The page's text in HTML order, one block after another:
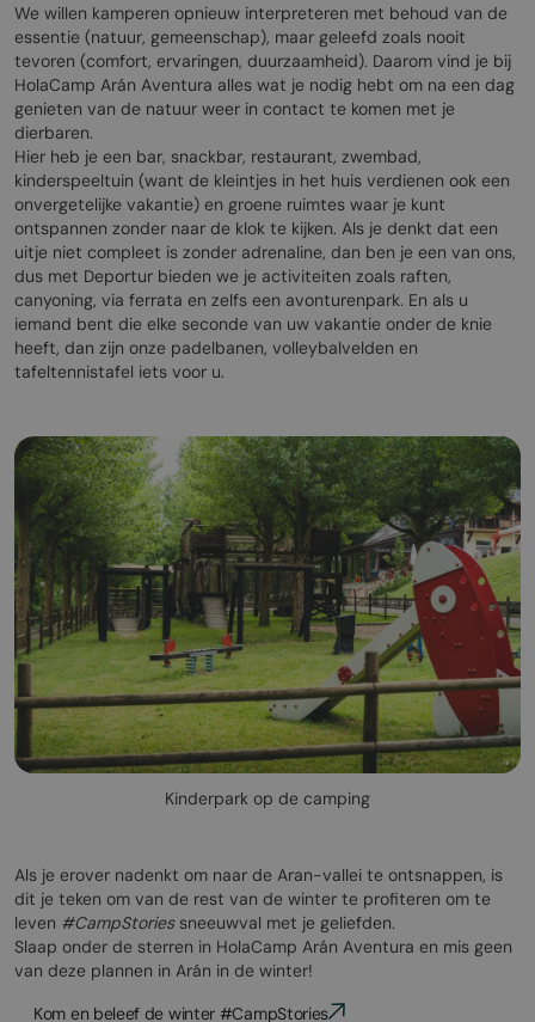
We willen kamperen opnieuw interpreteren met behoud van de
essentie (natuur, gemeenschap), maar geleefd zoals nooit
tevoren (comfort, ervaringen, duurzaamheid). Daarom vind je bij
HolaCamp Arán Aventura alles wat je nodig hebt om na een dag
genieten van de natuur weer in contact te komen met je
dierbaren.
Hier heb je een bar, snackbar, restaurant, zwembad,
kinderspeeltuin (want de kleintjes in het huis verdienen ook een
onvergetelijke vakantie) en groene ruimtes waar je kunt
ontspannen zonder naar de klok te kijken. Als je denkt dat een
uitje niet compleet is zonder adrenaline, dan ben je een van ons,
dus met Deportur bieden we je activiteiten zoals raften,
canyoning, via ferrata en zelfs een avonturenpark. En als u
iemand bent die elke seconde van uw vakantie onder de knie
heeft, dan zijn onze padelbanen, volleybalvelden en
tafeltennistafel iets voor u.
Kinderpark op de camping
Als je erover nadenkt om naar de Aran-vallei te ontsnappen, is
dit je teken om van de rest van de winter te profiteren om te
leven #CampStories sneeuwval met je geliefden.
Slaap onder de sterren in HolaCamp Arán Aventura en mis geen
van deze plannen in Arán in de winter!
Kom en beleef de winter #CampStories